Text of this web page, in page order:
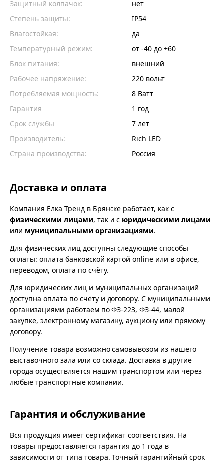
Защитный колпачок:
нет
Степень защиты:
IP54
Влагостойкая:
да
Температурный режим:
от -40 до +60
Блок питания:
внешний
Рабочее напряжение:
220 вольт
Потребляемая мощность:
8 Ватт
Гарантия
1 год
Срок службы
7 лет
Производитель:
Rich LED
Страна производства:
Россия
Доставка и оплата
Компания Ёлка Тренд в Брянске работает, как с
физическими лицами, так и с юридическими лицами
или муниципальными организациями.
Для физических лиц доступны следующие способы
оплаты: оплата банковской картой online или в офисе,
переводом, оплата по счёту.
Для юридических лиц и муниципальных организаций
доступна оплата по счёту и договору. С муниципальными
организациями работаем по ФЗ-223, ФЗ-44, малой
закупке, электронному магазину, аукциону или прямому
договору.
Получение товара возможно самовывозом из нашего
выставочного зала или со склада. Доставка в другие
города осуществляется нашим транспортом или через
любые транспортные компании.
Гарантия и обслуживание
Вся продукция имеет сертификат соответствия. На
товары предоставляется гарантия до 1 года в
зависимости от типа товара. Точный гарантийный срок